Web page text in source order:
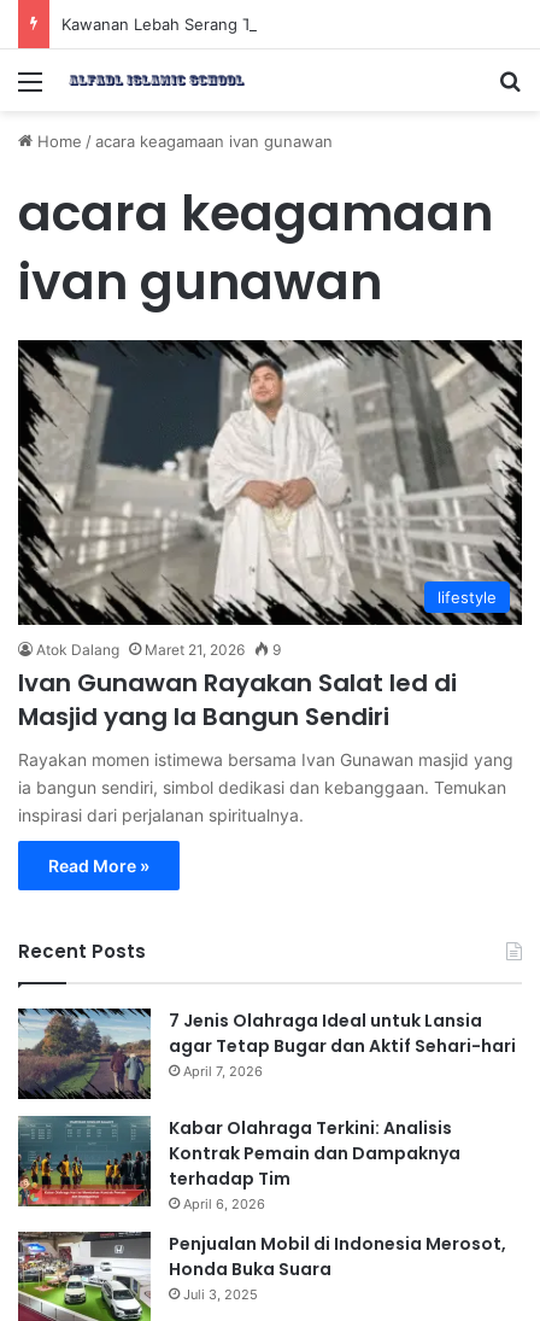
Menu
Home /acara keagamaan ivan gunawan
acara keagamaan
ivan gunawan
lifestyle
Atok Dalang Maret 21, 2026 9
Ivan Gunawan Rayakan Salat Ied di
Masjid yang Ia Bangun Sendiri
Rayakan momen istimewa bersama Ivan Gunawan masjid yang
ia bangun sendiri, simbol dedikasi dan kebanggaan. Temukan
inspirasi dari perjalanan spiritualnya.
Read More »
Recent Posts
7 Jenis Olahraga Ideal untuk Lansia
agar Tetap Bugar dan Aktif Sehari-hari
April 7, 2026
Kabar Olahraga Terkini: Analisis
Kontrak Pemain dan Dampaknya
terhadap Tim
April 6, 2026
Penjualan Mobil di Indonesia Merosot,
Honda Buka Suara
Juli 3, 2025